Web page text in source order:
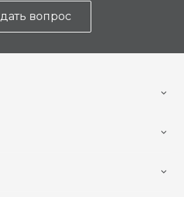
вопрос